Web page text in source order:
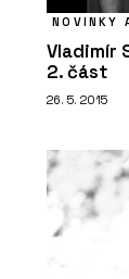
NOVINKY
Vladimír
2. část
26. 5. 2015